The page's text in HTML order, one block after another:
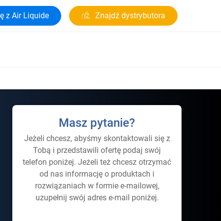
z Air Liquide Znajdź dystrybutora
Masz pytanie?
Jeżeli chcesz, abyśmy skontaktowali się z
Tobą i przedstawili ofertę podaj swój
telefon poniżej. Jeżeli też chcesz otrzymać
od nas informację o produktach i
rozwiązaniach w formie e-mailowej,
uzupełnij swój adres e-mail poniżej.